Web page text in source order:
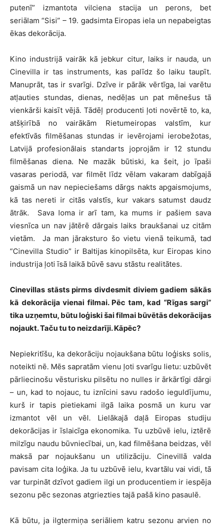
putenī” izmantota vilciena stacija un perons, bet
seriālam “Sisi” – 19. gadsimta Eiropas iela un nepabeigtas
ēkas dekorācija.
Kino industrijā vairāk kā jebkur citur, laiks ir nauda, un
Cinevilla ir tas instruments, kas palīdz šo laiku taupīt.
Manuprāt, tas ir svarīgi. Dzīve ir pārāk vērtīga, lai varētu
atļauties stundas, dienas, nedēļas un pat mēnešus tā
vienkārši kaisīt vējā. Tādēļ producenti ļoti novērtē to, ka,
atšķirībā no vairākām Rietumeiropas valstīm, kur
efektīvās filmēšanas stundas ir ievērojami ierobežotas,
Latvijā profesionālais standarts joprojām ir 12 stundu
filmēšanas diena. Ne mazāk būtiski, ka šeit, jo īpaši
vasaras periodā, var filmēt līdz vēlam vakaram dabīgajā
gaismā un nav nepieciešams dārgs nakts apgaismojums,
kā tas nereti ir citās valstīs, kur vakars satumst daudz
ātrāk. Sava loma ir arī tam, ka mums ir pašiem sava
viesnīca un nav jātērē dārgais laiks braukšanai uz citām
vietām. Ja man jāraksturo šo vietu vienā teikumā, tad
“Cinevilla Studio” ir Baltijas kinopilsēta, kur Eiropas kino
industrija ļoti īsā laikā būvē savu stāstu realitātes.
Cinevillas stāsts pirms divdesmit diviem gadiem sākās
kā dekorācija vienai filmai. Pēc tam, kad “Rīgas sargi”
tika uzņemtu, būtu loģiski šai filmai būvētās dekorācijas
nojaukt. Taču tu to neizdarīji. Kāpēc?
Nepiekritīšu, ka dekorāciju nojaukšana būtu loģisks solis,
noteikti nē. Mēs sapratām vienu ļoti svarīgu lietu: uzbūvēt
pārliecinošu vēsturisku pilsētu no nulles ir ārkārtīgi dārgi
– un, kad to nojauc, tu iznīcini savu radošo ieguldījumu,
kurš ir tapis pietiekami ilgā laika posmā un kuru var
izmantot vēl un vēl. Lielākajā daļā Eiropas studiju
dekorācijas ir īslaicīga ekonomika. Tu uzbūvē ielu, iztērē
milzīgu naudu būvniecībai, un, kad filmēšana beidzas, vēl
maksā par nojaukšanu un utilizāciju. Cinevillā valda
pavisam cita loģika. Ja tu uzbūvē ielu, kvartālu vai vidi, tā
var turpināt dzīvot gadiem ilgi un producentiem ir iespēja
sezonu pēc sezonas atgriezties tajā pašā kino pasaulē.
Kā būtu, ja ilgtermiņa seriāliem katru sezonu arvien no